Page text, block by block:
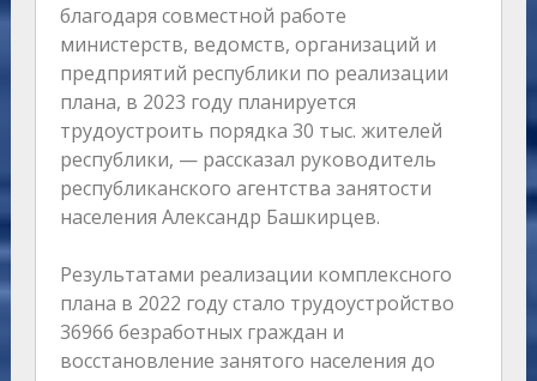
благодаря совместной работе
министерств, ведомств, организаций и
предприятий республики по реализации
плана, в 2023 году планируется
трудоустроить порядка 30 тыс. жителей
республики, — рассказал руководитель
республиканского агентства занятости
населения Александр Башкирцев.
Результатами реализации комплексного
плана в 2022 году стало трудоустройство
36966 безработных граждан и
восстановление занятого населения до